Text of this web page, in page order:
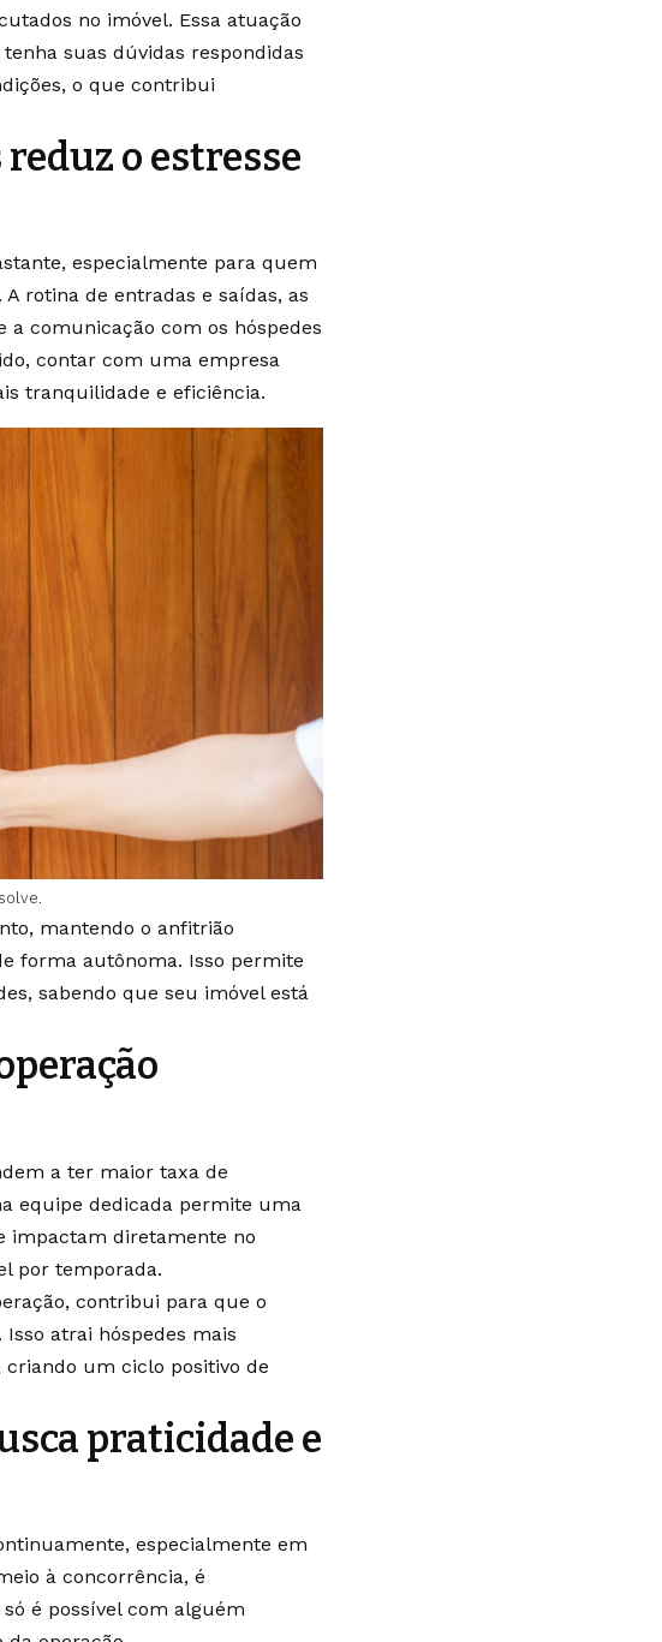
no imóvel. Essa atuação
suas dúvidas respondidas
o que contribui
o estresse
especialmente para quem
rotina de entradas e saídas, as
comunicação com os hóspedes
contar com uma empresa
tranquilidade e eficiência.
mantendo o anfitrião
forma autônoma. Isso permite
sabendo que seu imóvel está
a ter maior taxa de
equipe dedicada permite uma
impactam diretamente no
por temporada.
contribui para que o
atrai hóspedes mais
criando um ciclo positivo de
praticidade e
especialmente em
à concorrência, é
é possível com alguém